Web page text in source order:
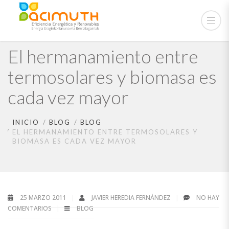
El hermanamiento entre
termosolares y biomasa es
cada vez mayor
INICIO BLOG
BLOG
EL HERMANAMIENTO ENTRE TERMOSOLARES Y
BIOMASA ES CADA VEZ MAYOR
25 MARZO 2011 JAVIER HEREDIA FERNÁNDEZ
NO HAY
COMENTARIOS
BLOG